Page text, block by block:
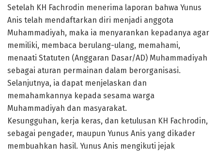
Setelah KH Fachrodin menerima laporan bahwa Yunus
Anis telah mendaftarkan diri menjadi anggota
Muhammadiyah, maka ia menyarankan kepadanya agar
memiliki, membaca berulang-ulang, memahami,
menaati Statuten (Anggaran Dasar/AD) Muhammadiyah
sebagai aturan permainan dalam berorganisasi.
Selanjutnya, ia dapat menjelaskan dan
memahamkannya kepada sesama warga
Muhammadiyah dan masyarakat.
Kesungguhan, kerja keras, dan ketulusan KH Fachrodin,
sebagai pengader, maupun Yunus Anis yang dikader
membuahkan hasil. Yunus Anis mengikuti jejak